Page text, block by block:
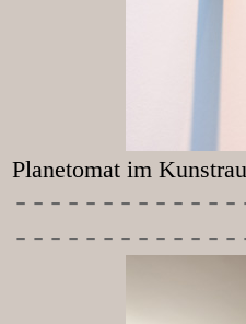
Planetomat im
-----------